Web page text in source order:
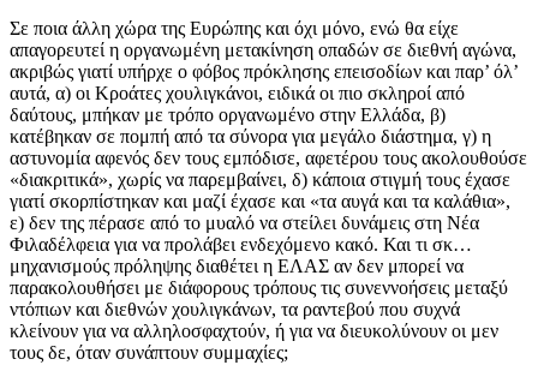
Σε ποια άλλη χώρα της Ευρώπης και όχι μόνο, ενώ θα είχε
απαγορευτεί η οργανωμένη μετακίνηση οπαδών σε διεθνή αγώνα,
ακριβώς γιατί υπήρχε ο φόβος πρόκλησης επεισοδίων και παρ’ όλ’
αυτά, α) οι Κροάτες χουλιγκάνοι, ειδικά οι πιο σκληροί από
δαύτους, μπήκαν με τρόπο οργανωμένο στην Ελλάδα, β)
κατέβηκαν σε πομπή από τα σύνορα για μεγάλο διάστημα, γ) η
αστυνομία αφενός δεν τους εμπόδισε, αφετέρου τους ακολουθούσε
«διακριτικά», χωρίς να παρεμβαίνει, δ) κάποια στιγμή τους έχασε
γιατί σκορπίστηκαν και μαζί έχασε και «τα αυγά και τα καλάθια»,
ε) δεν της πέρασε από το μυαλό να στείλει δυνάμεις στη Νέα
Φιλαδέλφεια για να προλάβει ενδεχόμενο κακό. Και τι σκ…
μηχανισμούς πρόληψης διαθέτει η ΕΛΑΣ αν δεν μπορεί να
παρακολουθήσει με διάφορους τρόπους τις συνεννοήσεις μεταξύ
ντόπιων και διεθνών χουλιγκάνων, τα ραντεβού που συχνά
κλείνουν για να αλληλοσφαχτούν, ή για να διευκολύνουν οι μεν
τους δε, όταν συνάπτουν συμμαχίες;